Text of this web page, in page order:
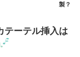
製？
テーテル挿入は